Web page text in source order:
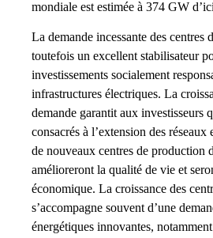
mondiale est estimée à 374 GW
La demande incessante des centres
toutefois un excellent stabilisateur
investissements socialement
infrastructures électriques. La
demande garantit aux investisseurs
consacrés à l’extension des
de nouveaux centres de production
amélioreront la qualité de vie et
économique. La croissance des
s’accompagne souvent d’une
énergétiques innovantes,